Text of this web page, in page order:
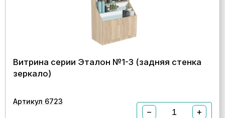
Витрина серии Эталон №1-3 (задняя стенка
зеркало)
Артикул 6723
− +